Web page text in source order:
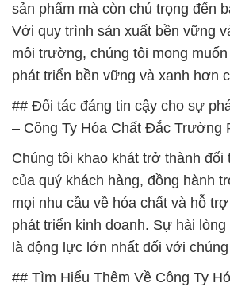
sản phẩm mà còn chú trọng đến
Với quy trình sản xuất bền vững
môi trường, chúng tôi mong
phát triển bền vững và xanh hơn
## Đối tác đáng tin cậy cho sự
– Công Ty Hóa Chất Đắc Trường
Chúng tôi khao khát trở thành đối
của quý khách hàng, đồng hành
mọi nhu cầu về hóa chất và hỗ
phát triển kinh doanh. Sự hài
là động lực lớn nhất đối với
## Tìm Hiểu Thêm Về Công Ty